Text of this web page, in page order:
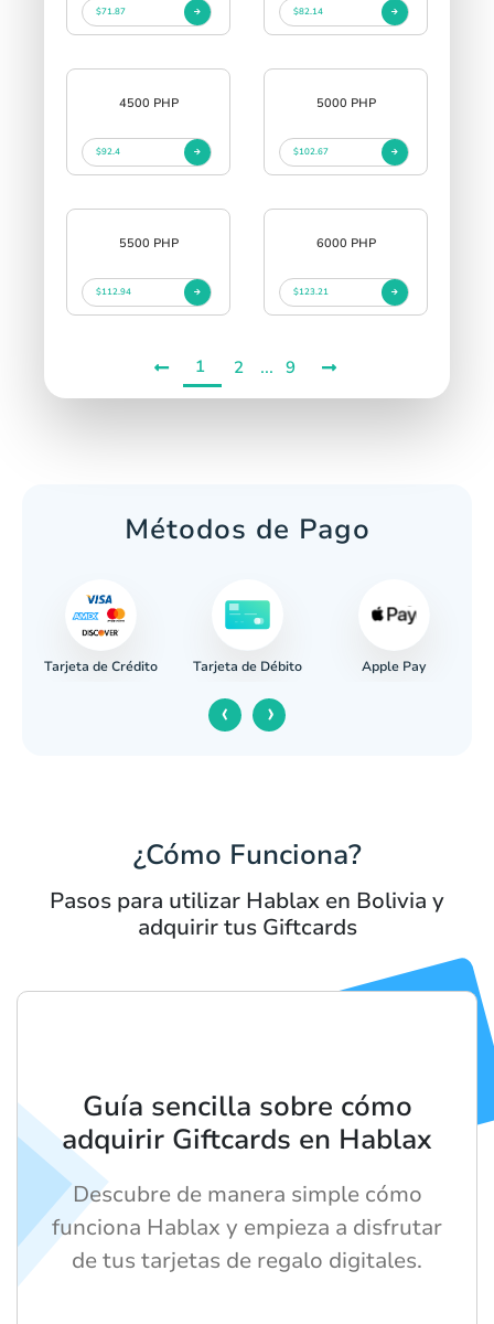
$71.87 $82.14
4500 PHP
$92.4
5000 PHP
$102.67
5500 PHP
$112.94
6000 PHP
$123.21
1 2 ... 9
Métodos de Pago
Tarjeta de Crédito Tarjeta de Débito Apple Pay
‹ ›
¿Cómo Funciona?
Pasos para utilizar Hablax en Bolivia y
adquirir tus Giftcards
Guía sencilla sobre cómo
adquirir Giftcards en Hablax
Descubre de manera simple cómo
funciona Hablax y empieza a disfrutar
de tus tarjetas de regalo digitales.